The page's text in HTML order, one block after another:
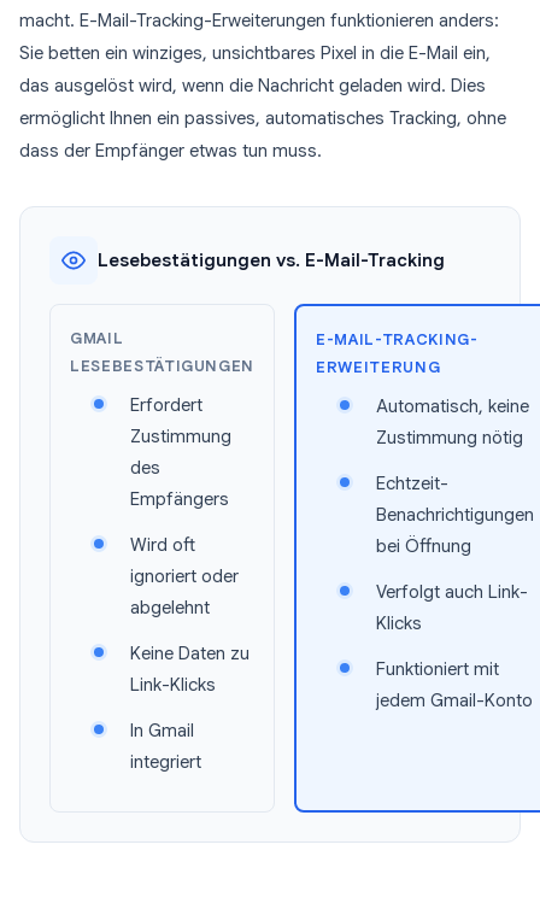
macht. E-Mail-Tracking-Erweiterungen funktionieren anders:
Sie betten ein winziges, unsichtbares Pixel in die E-Mail ein,
das ausgelöst wird, wenn die Nachricht geladen wird. Dies
ermöglicht Ihnen ein passives, automatisches Tracking, ohne
dass der Empfänger etwas tun muss.
Lesebestätigungen vs. E-Mail-Tracking
GMAIL
LESEBESTÄTIGUNGEN
Erfordert
Zustimmung
des
Empfängers
Wird oft
ignoriert oder
abgelehnt
Keine Daten zu
Link-Klicks
In Gmail
integriert
E-MAIL-TRACKING-
ERWEITERUNG
Automatisch, keine
Zustimmung nötig
Echtzeit-
Benachrichtigungen
bei Öffnung
Verfolgt auch Link-
Klicks
Funktioniert mit
jedem Gmail-Konto